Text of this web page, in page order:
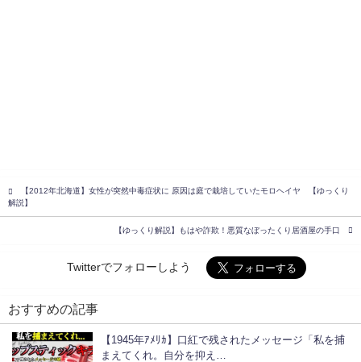
【2012年北海道】女性が突然中毒症状に 原因は庭で栽培していたモロヘイヤ 【ゆっくり
解説】
【ゆっくり解説】もはや詐欺！悪質なぼったくり居酒屋の手口
Twitterでフォローしよう
おすすめの記事
【1945年ｱﾒﾘｶ】口紅で残されたメッセージ「私を捕
まえてくれ。自分を抑え…